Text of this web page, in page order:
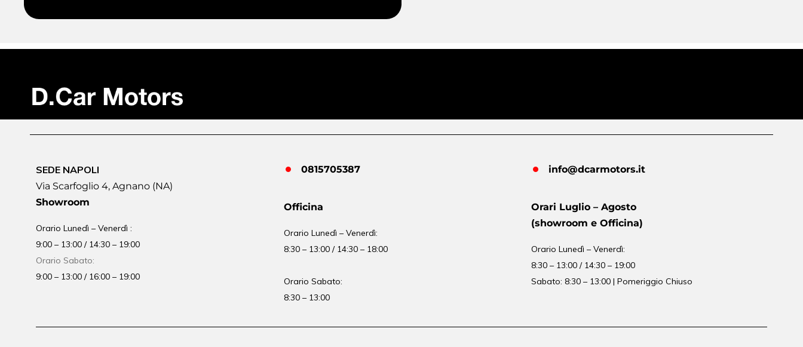
SEDE NAPOLI
Via Scarfoglio 4, Agnano (NA)
Showroom
Orario Lunedì – Venerdì :
9:00 – 13:00 / 14:30 – 19:00
Orario Sabato:
9:00 – 13:00 / 16:00 – 19:00
0815705387
Officina
Orario Lunedì – Venerdì:
8:30 – 13:00 / 14:30 – 18:00
Orario Sabato:
8:30 – 13:00
info@dcarmotors.it
Orari Luglio – Agosto
(showroom e Officina)
OrarioLunedì – Venerdì:
8:30 – 13:00 / 14:30 – 19:00
Sabato: 8:30 – 13:00 | Pomeriggio Chiuso